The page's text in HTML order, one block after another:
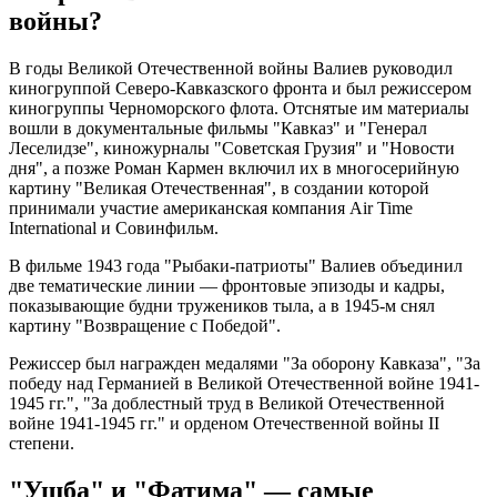
войны?
В годы Великой Отечественной войны Валиев руководил
киногруппой Северо-Кавказского фронта и был режиссером
киногруппы Черноморского флота. Отснятые им материалы
вошли в документальные фильмы "Кавказ" и "Генерал
Леселидзе", киножурналы "Советская Грузия" и "Новости
дня", а позже Роман Кармен включил их в многосерийную
картину "Великая Отечественная", в создании которой
принимали участие американская компания Air Time
International и Совинфильм.
В фильме 1943 года "Рыбаки-патриоты" Валиев объединил
две тематические линии — фронтовые эпизоды и кадры,
показывающие будни тружеников тыла, а в 1945-м снял
картину "Возвращение с Победой".
Режиссер был награжден медалями "За оборону Кавказа", "За
победу над Германией в Великой Отечественной войне 1941-
1945 гг.", "За доблестный труд в Великой Отечественной
войне 1941-1945 гг." и орденом Отечественной войны II
степени.
"Ушба" и "Фатима" — самые